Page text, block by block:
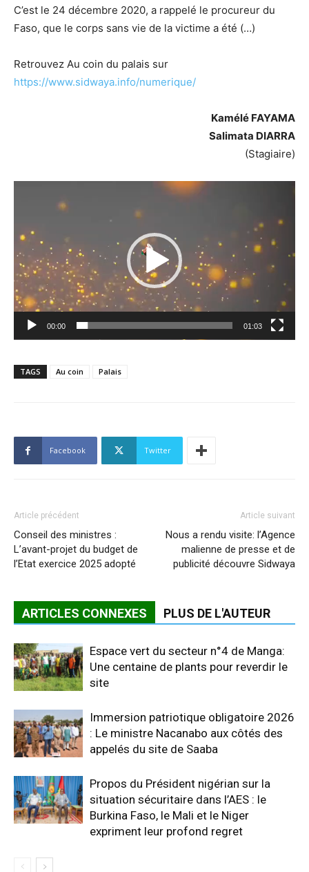
C’est le 24 décembre 2020, a rappelé le procureur du
Faso, que le corps sans vie de la victime a été (…)
Retrouvez Au coin du palais sur
https://www.sidwaya.info/numerique/
Kamélé FAYAMA
Salimata DIARRA
(Stagiaire)
Lecteur
00:00 01:03
TAGS Au coin Palais
Facebook Twitter
Article précédent
Conseil des ministres :
L’avant-projet du budget de
l’Etat exercice 2025 adopté
Article suivant
Nous a rendu visite: l’Agence
malienne de presse et de
publicité découvre Sidwaya
ARTICLES CONNEXES PLUS DE L'AUTEUR
Espace vert du secteur n°4 de Manga:
Une centaine de plants pour reverdir le
site
Immersion patriotique obligatoire 2026
: Le ministre Nacanabo aux côtés des
appelés du site de Saaba
Propos du Président nigérian sur la
situation sécuritaire dans l’AES : le
Burkina Faso, le Mali et le Niger
expriment leur profond regret